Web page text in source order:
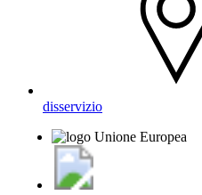
disservizio